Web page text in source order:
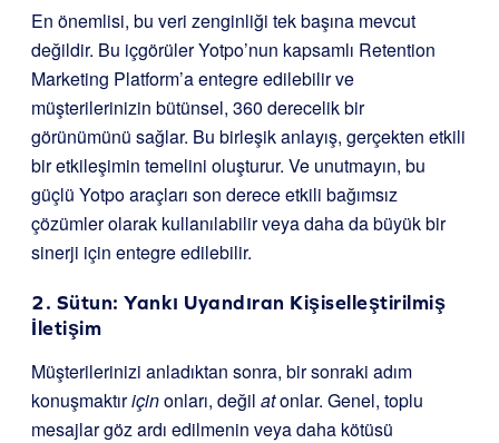
En önemlisi, bu veri zenginliği tek başına mevcut
değildir. Bu içgörüler Yotpo’nun kapsamlı Retention
Marketing Platform’a entegre edilebilir ve
müşterilerinizin bütünsel, 360 derecelik bir
görünümünü sağlar. Bu birleşik anlayış, gerçekten etkili
bir etkileşimin temelini oluşturur. Ve unutmayın, bu
güçlü Yotpo araçları son derece etkili bağımsız
çözümler olarak kullanılabilir veya daha da büyük bir
sinerji için entegre edilebilir.
2. Sütun: Yankı Uyandıran Kişiselleştirilmiş
İletişim
Müşterilerinizi anladıktan sonra, bir sonraki adım
konuşmaktıriçinonları, değil atonlar. Genel, toplu
mesajlar göz ardı edilmenin veya daha kötüsü